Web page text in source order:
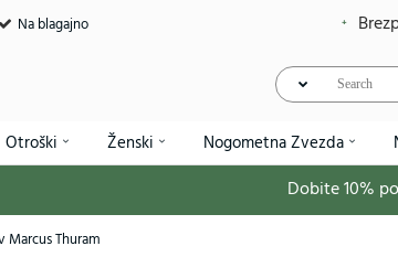
Na blagajno
Otroški Ženski Nogometna Zvezda
Dobite10%
Thuram